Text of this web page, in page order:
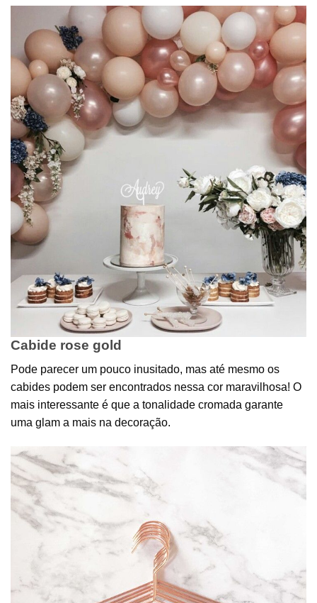
Cabide rose gold
Pode parecer um pouco inusitado, mas até mesmo os
cabides podem ser encontrados nessa cor maravilhosa! O
mais interessante é que a tonalidade cromada garante
uma glam a mais na decoração.